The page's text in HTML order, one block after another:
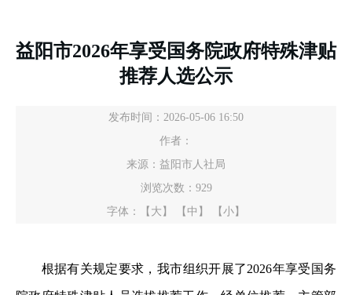
益阳市2026年享受国务院政府特殊津贴
推荐人选公示
发布时间：2026-05-06 16:50
作者：
来源：益阳市人社局
浏览次数： 929
字体：
【大】 【中】 【小】
根据有关规定要求，我市组织开展了2026年享受国务